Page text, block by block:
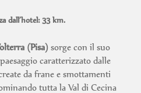
dall’hotel: 33 km.
(Pisa) sorge con il suo
caratterizzato dalle
da frane e smottamenti
tutta la Val di Cecina